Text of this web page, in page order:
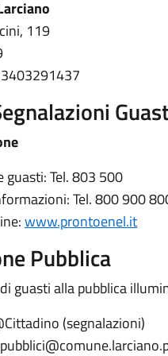
119
guasti: Tel. 803 500
Tel. 800 900
www.prontoenel.it
Pubblica
guasti alla pubblica
(segnalazioni)